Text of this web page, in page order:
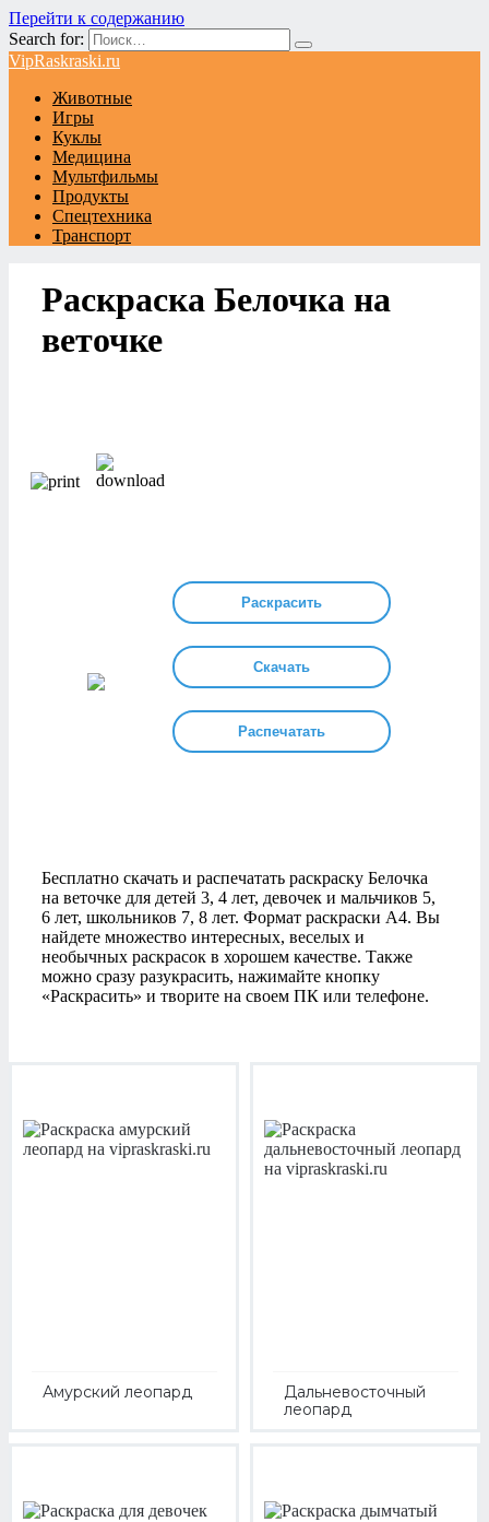
Перейти к содержанию
Search for:
VipRaskraski.ru
Животные
Игры
Куклы
Медицина
Мультфильмы
Продукты
Спецтехника
Транспорт
Раскраска Белочка на
веточке
Раскрасить
Скачать
Распечатать
Бесплатно скачать и распечатать раскраску Белочка
на веточке для детей 3, 4 лет, девочек и мальчиков 5,
6 лет, школьников 7, 8 лет. Формат раскраски А4. Вы
найдете множество интересных, веселых и
необычных раскрасок в хорошем качестве. Также
можно сразу разукрасить, нажимайте кнопку
«Раскрасить» и творите на своем ПК или телефоне.
Амурский леопард
Дальневосточный
леопард